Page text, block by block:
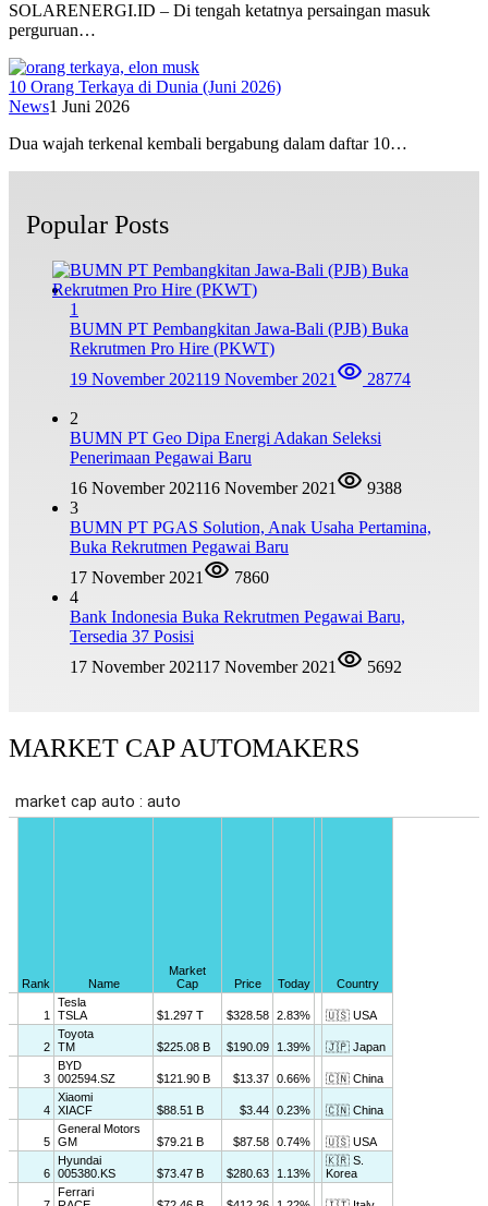
SOLARENERGI.ID – Di tengah ketatnya persaingan masuk
perguruan…
10 Orang Terkaya di Dunia (Juni 2026)
News1 Juni 2026
Dua wajah terkenal kembali bergabung dalam daftar 10…
Popular Posts
1
BUMN PT Pembangkitan Jawa-Bali (PJB) Buka
Rekrutmen Pro Hire (PKWT)
19 November 202119 November 2021 28774
2
BUMN PT Geo Dipa Energi Adakan Seleksi
Penerimaan Pegawai Baru
16 November 202116 November 2021
9388
3
BUMN PT PGAS Solution, Anak Usaha Pertamina,
Buka Rekrutmen Pegawai Baru
17 November 2021
7860
4
Bank Indonesia Buka Rekrutmen Pegawai Baru,
Tersedia 37 Posisi
17 November 202117 November 2021 5692
MARKET CAP AUTOMAKERS